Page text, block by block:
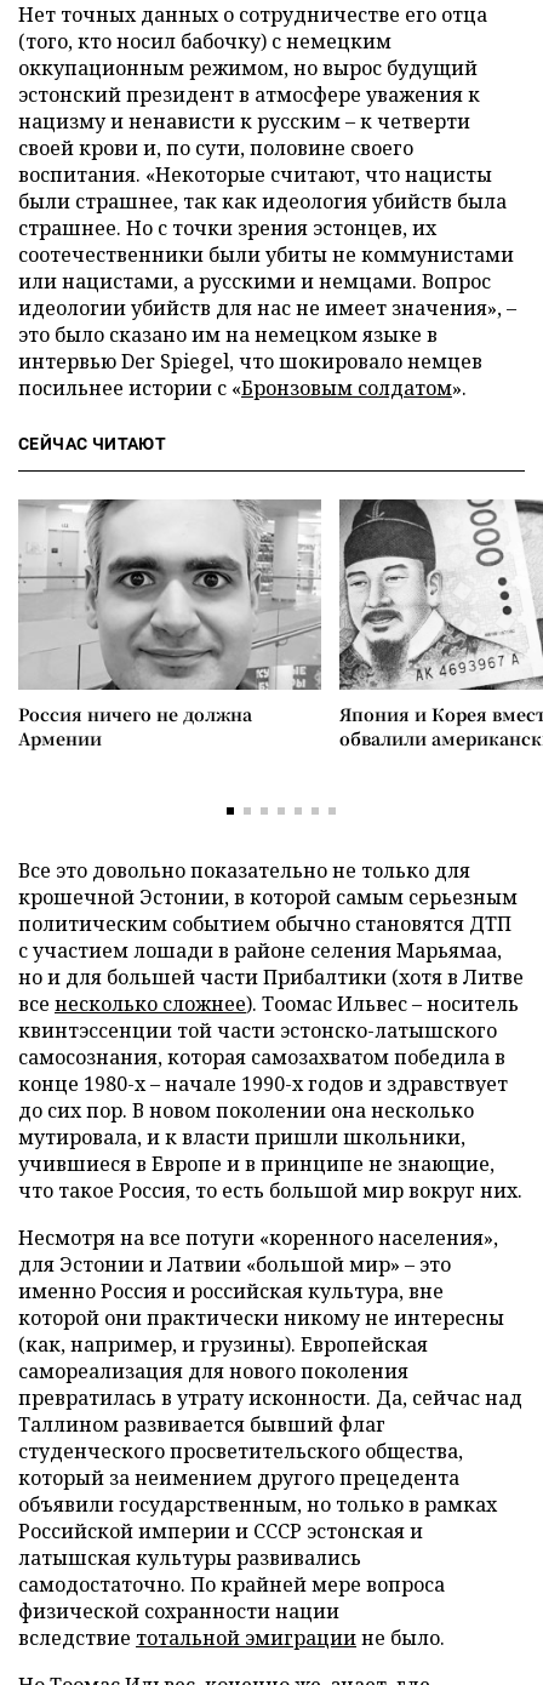
Нет точных данных о сотрудничестве его отца
(того, кто носил бабочку) с немецким
оккупационным режимом, но вырос будущий
эстонский президент в атмосфере уважения к
нацизму и ненависти к русским – к четверти
своей крови и, по сути, половине своего
воспитания. «Некоторые считают, что нацисты
были страшнее, так как идеология убийств была
страшнее. Но с точки зрения эстонцев, их
соотечественники были убиты не коммунистами
или нацистами, а русскими и немцами. Вопрос
идеологии убийств для нас не имеет значения», –
это было сказано им на немецком языке в
интервью Der Spiegel, что шокировало немцев
посильнее истории с «Бронзовым солдатом».
СЕЙЧАС ЧИТАЮТ
Россия ничего не должна
Армении
Япония и Корея
обвалили
Все это довольно показательно не только для
крошечной Эстонии, в которой самым серьезным
политическим событием обычно становятся ДТП
с участием лошади в районе селения Марьямаа,
но и для большей части Прибалтики (хотя в Литве
все несколько сложнее). Тоомас Ильвес – носитель
квинтэссенции той части эстонско-латышского
самосознания, которая самозахватом победила в
конце 1980-х – начале 1990-х годов и здравствует
до сих пор. В новом поколении она несколько
мутировала, и к власти пришли школьники,
учившиеся в Европе и в принципе не знающие,
что такое Россия, то есть большой мир вокруг них.
Несмотря на все потуги «коренного населения»,
для Эстонии и Латвии «большой мир» – это
именно Россия и российская культура, вне
которой они практически никому не интересны
(как, например, и грузины). Европейская
самореализация для нового поколения
превратилась в утрату исконности. Да, сейчас над
Таллином развивается бывший флаг
студенческого просветительского общества,
который за неимением другого прецедента
объявили государственным, но только в рамках
Российской империи и СССР эстонская и
латышская культуры развивались
самодостаточно. По крайней мере вопроса
физической сохранности нации
вследствие тотальной эмиграциине было.